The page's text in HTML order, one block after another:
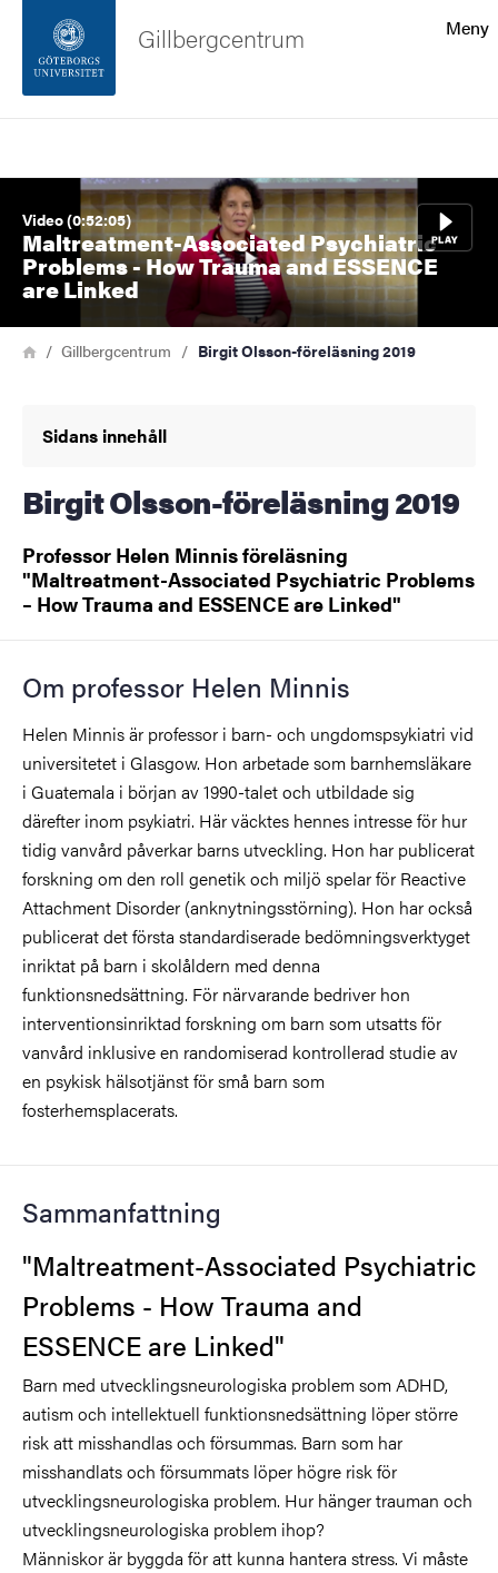
Sidfoten
Om webbplatsen
Meny
Gillbergcentrum
Video (0:52:05)
Maltreatment-Associated Psychiatric
Problems - How Trauma and ESSENCE
are Linked
Bild
Länkstig
HemGillbergcentrum Birgit Olsson-föreläsning 2019
Sidans innehåll
Birgit Olsson-föreläsning 2019
Professor Helen Minnis föreläsning
"Maltreatment-Associated Psychiatric Problems
– How Trauma and ESSENCE are Linked"
Om professor Helen Minnis
Helen Minnis är professor i barn- och ungdomspsykiatri vid
universitetet i Glasgow. Hon arbetade som barnhemsläkare
i Guatemala i början av 1990-talet och utbildade sig
därefter inom psykiatri. Här väcktes hennes intresse för hur
tidig vanvård påverkar barns utveckling. Hon har publicerat
forskning om den roll genetik och miljö spelar för Reactive
Attachment Disorder (anknytningsstörning). Hon har också
publicerat det första standardiserade bedömningsverktyget
inriktat på barn i skolåldern med denna
funktionsnedsättning. För närvarande bedriver hon
interventionsinriktad forskning om barn som utsatts för
vanvård inklusive en randomiserad kontrollerad studie av
en psykisk hälsotjänst för små barn som
fosterhemsplacerats.
Sammanfattning
"Maltreatment-Associated Psychiatric
Problems - How Trauma and
ESSENCE are Linked"
Barn med utvecklingsneurologiska problem som ADHD,
autism och intellektuell funktionsnedsättning löper större
risk att misshandlas och försummas. Barn som har
misshandlats och försummats löper högre risk för
utvecklingsneurologiska problem. Hur hänger trauman och
utvecklingsneurologiska problem ihop?
Människor är byggda för att kunna hantera stress. Vi måste